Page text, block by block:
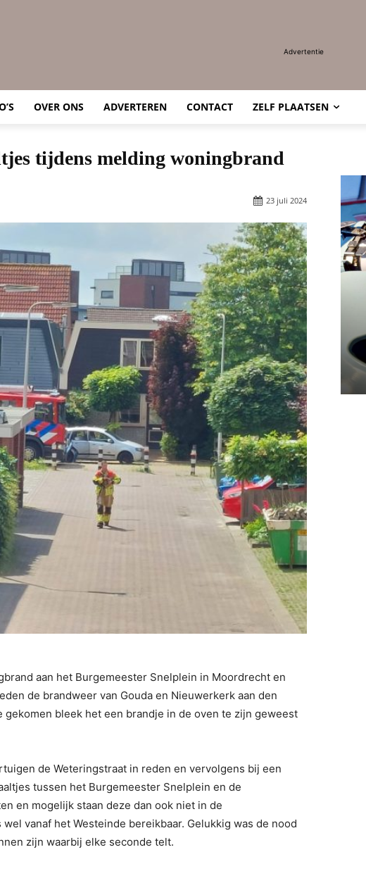
Advertentie
OVER ONS ADVERTEREN CONTACT ZELF PLAATSEN
tijdens melding woningbrand
23 juli 2024
aan het Burgemeester Snelplein in Moordrecht en
de brandweer van Gouda en Nieuwerkerk aan den
bleek het een brandje in de oven te zijn geweest
de Weteringstraat in reden en vervolgens bij een
tussen het Burgemeester Snelplein en de
en mogelijk staan deze dan ook niet in de
vanaf het Westeinde bereikbaar. Gelukkig was de nood
zijn waarbij elke seconde telt.